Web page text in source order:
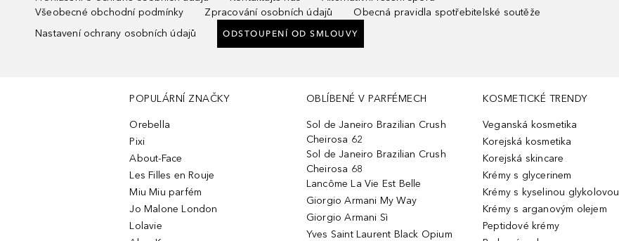
Všeobecné obchodní podmínky
Zpracování osobních údajů
Obecná pravidla spotřebitelské soutěže
Nastavení ochrany osobních údajů
ODSTOUPENÍ OD SMLOUVY
POPULÁRNÍ ZNAČKY
Orebella
Pixi
About-Face
Les Filles en Rouje
Miu Miu parfém
Jo Malone London
Lolavie
OBLÍBENÉ V PARFÉMECH
Sol de Janeiro Brazilian Crush
Cheirosa 62
Sol de Janeiro Brazilian Crush
Cheirosa 68
Lancôme La Vie Est Belle
Giorgio Armani My Way
Giorgio Armani Sì
Yves Saint Laurent Black Opium
KOSMETICKÉ TRENDY
Veganská kosmetika
Korejská kosmetika
Korejská skincare
Krémy s glycerinem
Krémy s kyselinou glykolovou
Krémy s arganovým olejem
Peptidové krémy